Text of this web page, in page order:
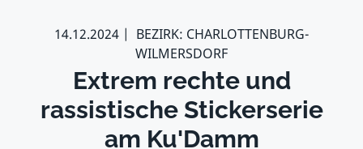
14.12.2024
BEZIRK: CHARLOTTENBURG-
WILMERSDORF
Extrem rechte und
rassistische Stickerserie
am Ku'Damm